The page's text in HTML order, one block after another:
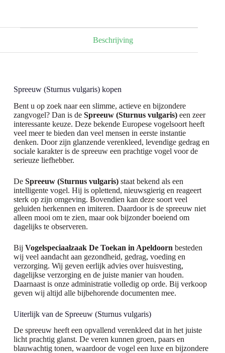
Beschrijving
Spreeuw (Sturnus vulgaris) kopen
Bent u op zoek naar een slimme, actieve en bijzondere
zangvogel? Dan is de Spreeuw (Sturnus vulgaris)een zeer
interessante keuze. Deze bekende Europese vogelsoort heeft
veel meer te bieden dan veel mensen in eerste instantie
denken. Door zijn glanzende verenkleed, levendige gedrag en
sociale karakter is de spreeuw een prachtige vogel voor de
serieuze liefhebber.
De Spreeuw (Sturnus vulgaris)staat bekend als een
intelligente vogel. Hij is oplettend, nieuwsgierig en reageert
sterk op zijn omgeving. Bovendien kan deze soort veel
geluiden herkennen en imiteren. Daardoor is de spreeuw niet
alleen mooi om te zien, maar ook bijzonder boeiend om
dagelijks te observeren.
Bij Vogelspeciaalzaak De Toekan in Apeldoorn besteden
wij veel aandacht aan gezondheid, gedrag, voeding en
verzorging. Wij geven eerlijk advies over huisvesting,
dagelijkse verzorging en de juiste manier van houden.
Daarnaast is onze administratie volledig op orde. Bij verkoop
geven wij altijd alle bijbehorende documenten mee.
Uiterlijk van de Spreeuw (Sturnus vulgaris)
De spreeuw heeft een opvallend verenkleed dat in het juiste
licht prachtig glanst. De veren kunnen groen, paars en
blauwachtig tonen, waardoor de vogel een luxe en bijzondere